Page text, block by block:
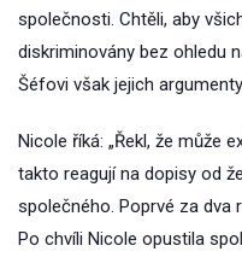
společnosti. Chtěli, aby
diskriminovány bez ohledu
Šéfovi však jejich
Nicole říká: „Řekl, že může
takto reagují na dopisy od
společného. Poprvé za dva
Po chvíli Nicole opustila